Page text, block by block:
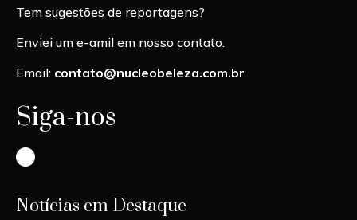
Tem sugestões de reportagens?
Enviei um e-amil em nosso contato.
Email: contato@nucleobeleza.com.br
Siga-nos
Instagram
Notícias em Destaque